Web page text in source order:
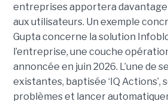
entreprises apportera
aux utilisateurs. Un exemple
Gupta concerne la solution
l’entreprise, une couche
annoncée en juin 2026. L’une de
existantes, baptisée ‘IQ
problèmes et lancer